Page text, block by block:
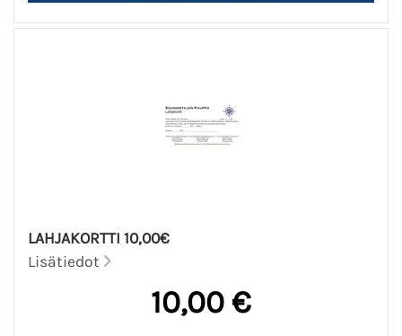
LAHJAKORTTI 10,00€
Lisätiedot
10,00 €